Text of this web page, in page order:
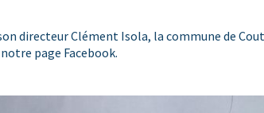
directeur Clément Isola, la commune de
page Facebook.